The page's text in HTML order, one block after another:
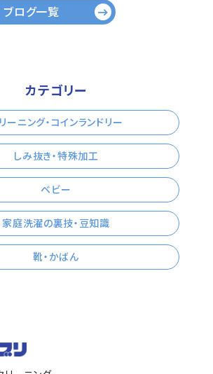
ブログ一覧
カテゴリー
ーニング・コインランドリー
しみ抜き・特殊加工
ベビー
家庭洗濯の裏技・豆知識
靴・かばん